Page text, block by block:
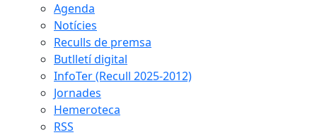
Agenda
Notícies
Reculls de premsa
Butlletí digital
InfoTer (Recull 2025-2012)
Jornades
Hemeroteca
RSS